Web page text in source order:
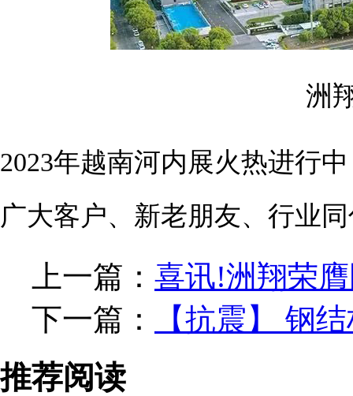
洲
2023年越南河内展火热进行
广大客户、新老朋友、行业
上一篇： 喜讯!洲翔荣
下一篇：
【抗震】 钢
推荐阅读